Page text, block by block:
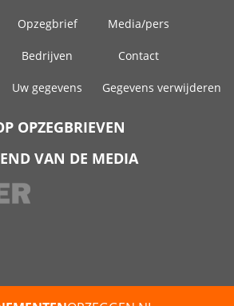
Opzegbrief Media/pers
Bedrijven Contact
Uw gegevens Gegevens verwijderen
OPZEGBRIEVEN
VAN DE MEDIA